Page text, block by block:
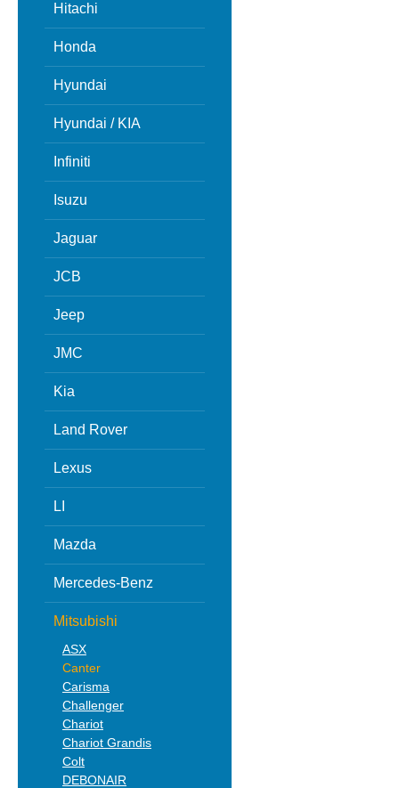
Hitachi
Honda
Hyundai
Hyundai / KIA
Infiniti
Isuzu
Jaguar
JCB
Jeep
JMC
Kia
Land Rover
Lexus
LI
Mazda
Mercedes-Benz
Mitsubishi
ASX
Canter
Carisma
Challenger
Chariot
Chariot Grandis
Colt
DEBONAIR